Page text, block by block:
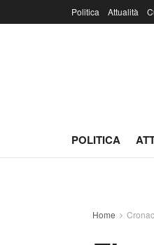
Politica Attualità
POLITICA
Home